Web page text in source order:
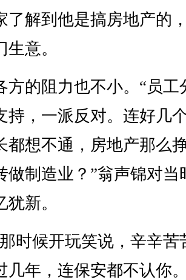
了解到他是搞房地产的
意。
的阻力也不小。“员工
持，一派反对。连好几
都想不通，房地产那么
做制造业？”翁声锦对当
新。
候开玩笑说，辛辛苦
几年，连保安都不认你